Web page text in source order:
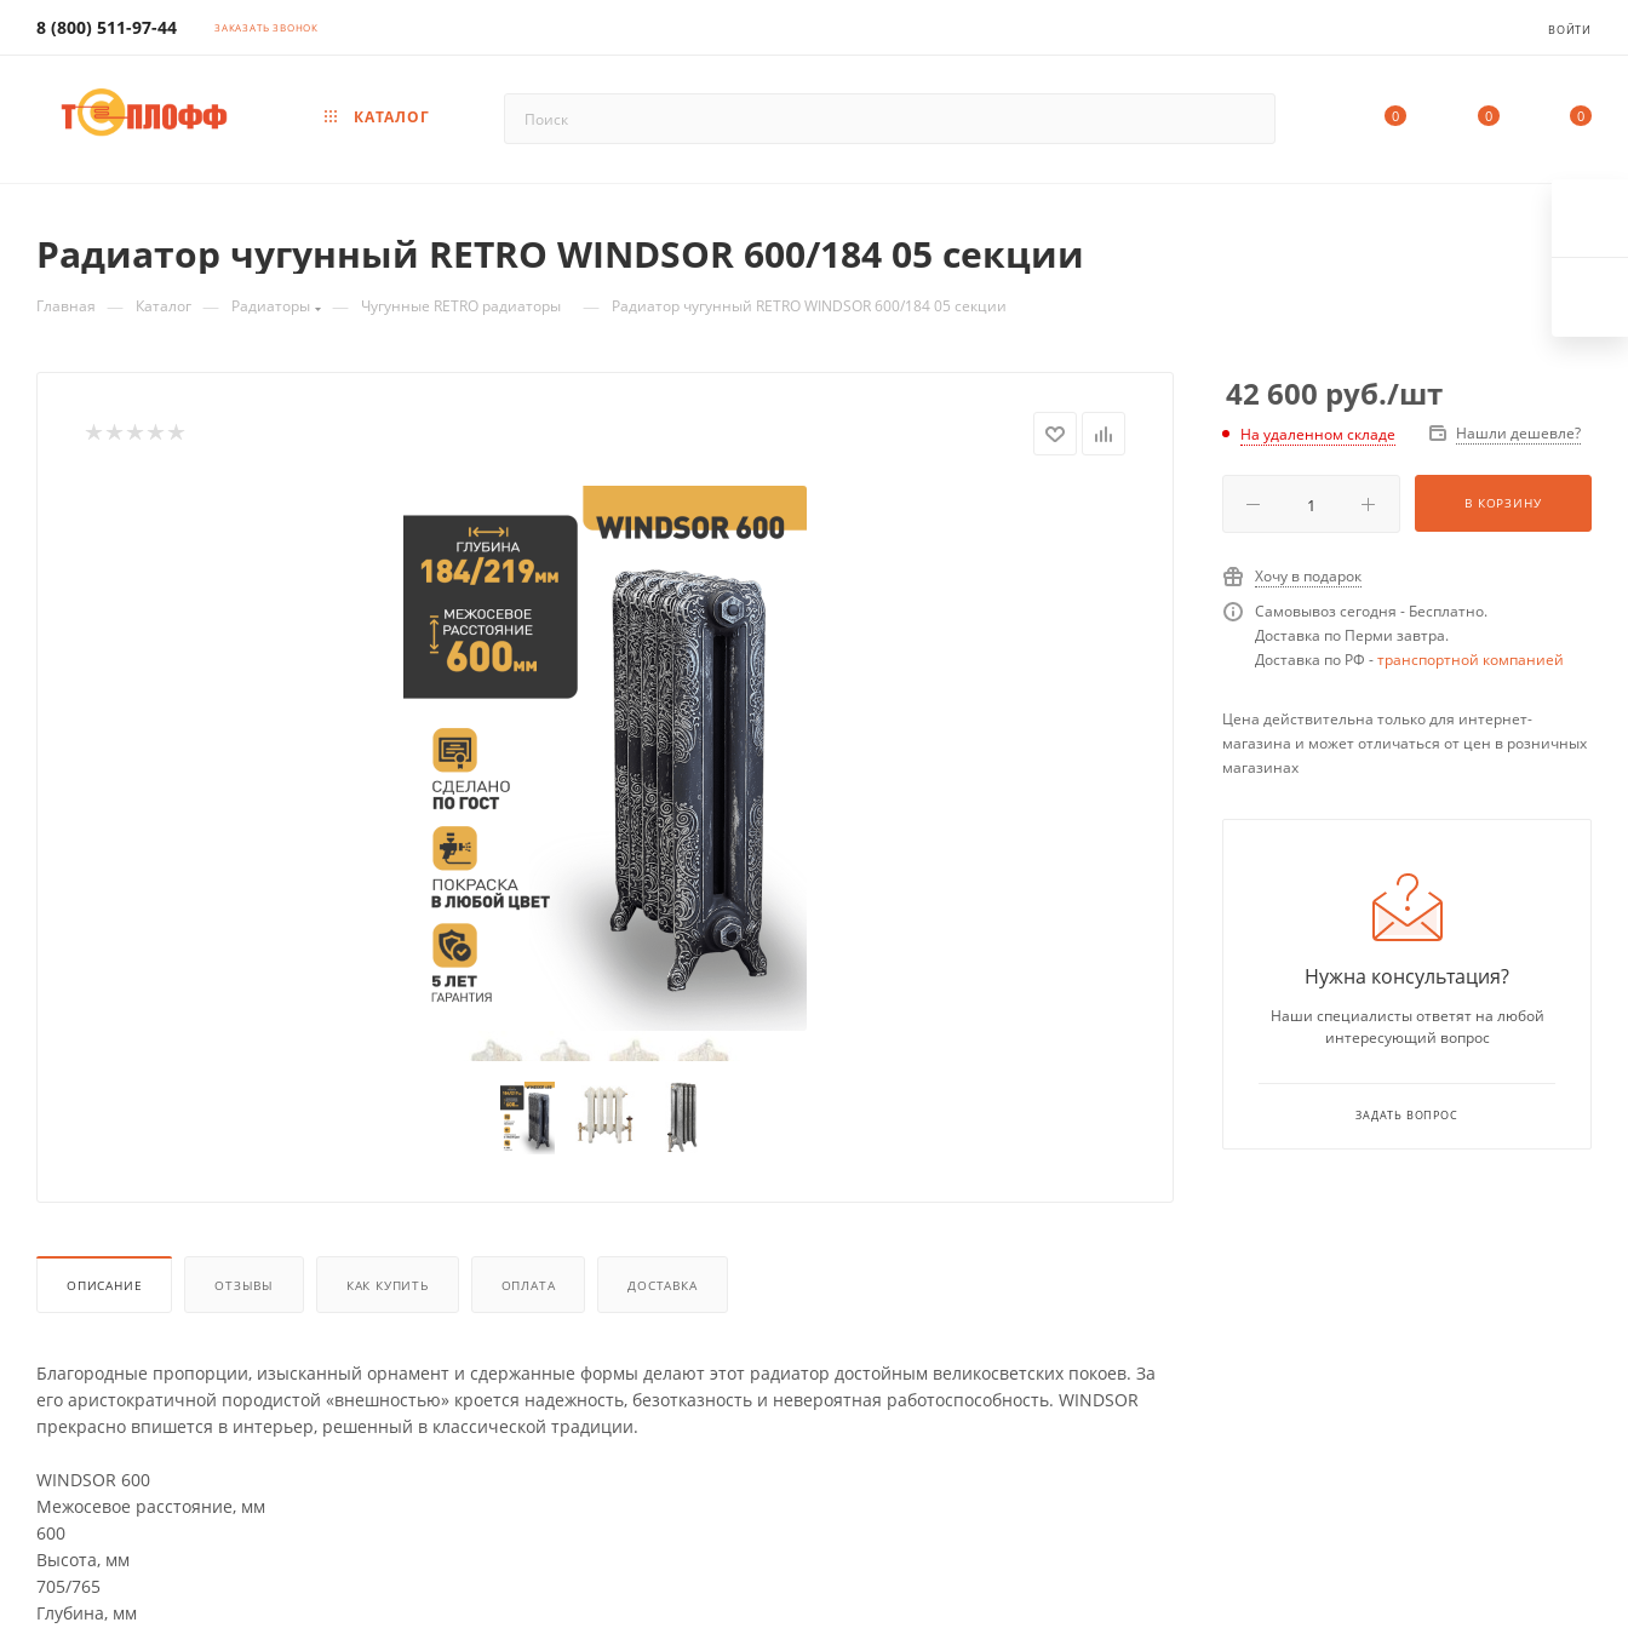
8 (800) 511-97-44 ЗАКАЗАТЬ ЗВОНОК ВОЙТИ
КАТАЛОГ 0 0 0
Радиатор чугунный RETRO WINDSOR 600/184 05 секции
Главная — Каталог — Радиаторы — Чугунные RETRO радиаторы — Радиатор чугунный RETRO WINDSOR 600/184 05 секции
ОПИСАНИЕ ОТЗЫВЫ КАК КУПИТЬ ОПЛАТА ДОСТАВКА
Благородные пропорции, изысканный орнамент и сдержанные формы делают этот радиатор достойным великосветских покоев. За
его аристократичной породистой «внешностью» кроется надежность, безотказность и невероятная работоспособность. WINDSOR
прекрасно впишется в интерьер, решенный в классической традиции.
WINDSOR 600
Межосевое расстояние, мм
600
Высота, мм
705/765
Глубина, мм
42 600 руб./шт
На удаленном складе Нашли дешевле?
В КОРЗИНУ
Хочу в подарок
Самовывоз сегодня - Бесплатно.
Доставка по Перми завтра.
Доставка по РФ -транспортной компанией
Цена действительна только для интернет-
магазина и может отличаться от цен в розничных
магазинах
Нужна консультация?
Наши специалисты ответят на любой
интересующий вопрос
ЗАДАТЬ ВОПРОС